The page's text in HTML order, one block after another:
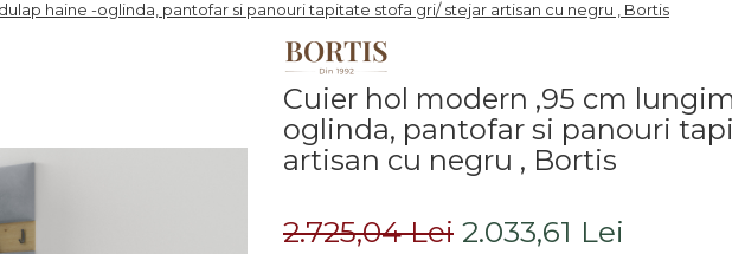
haine -oglinda, pantofar si panouri tapitate stofa gri/ stejar artisan cu negru , Bortis
Cuier hol modern ,95 cm
oglinda, pantofar si panouri
artisan cu negru , Bortis
2.725,04 Lei 2.033,61 Lei